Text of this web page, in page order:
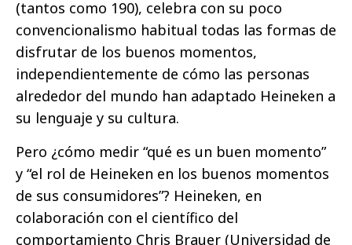
(tantos como 190), celebra con su poco
convencionalismo habitual todas las formas de
disfrutar de los buenos momentos,
independientemente de cómo las personas
alrededor del mundo han adaptado Heineken a
su lenguaje y su cultura.
Pero ¿cómo medir “qué es un buen momento”
y “el rol de Heineken en los buenos momentos
de sus consumidores”? Heineken, en
colaboración con el científico del
comportamiento Chris Brauer (Universidad de